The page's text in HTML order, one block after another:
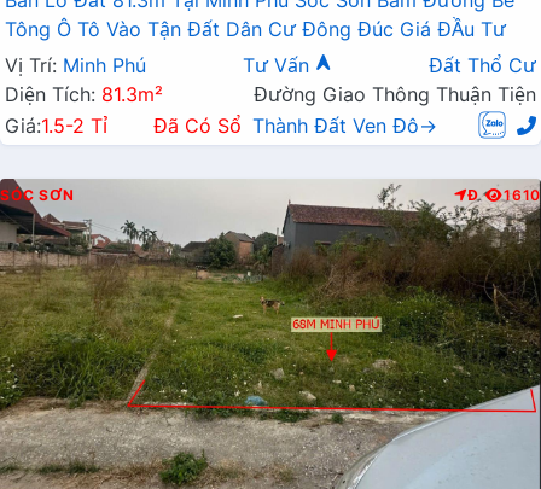
Tông Ô Tô Vào Tận Đất Dân Cư Đông Đúc Giá ĐẦu Tư
Vị Trí: Minh Phú Tư Vấn
Đất Thổ Cư
Diện Tích: 81.3m²
Đường Giao Thông Thuận Tiện
Giá:1.5-2 Tỉ Đã Có Sổ Thành Đất Ven Đô→
SÓC SƠN Đ 1610